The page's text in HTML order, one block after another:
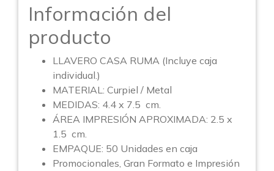
Información del
producto
LLAVERO CASA RUMA (Incluye caja
individual.)
MATERIAL: Curpiel / Metal
MEDIDAS: 4.4 x 7.5 cm.
ÁREA IMPRESIÓN APROXIMADA: 2.5 x
1.5 cm.
EMPAQUE: 50 Unidades en caja
Promocionales, Gran Formato e Impresión